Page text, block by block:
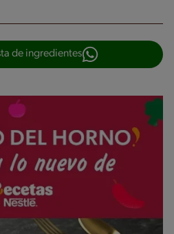
de ingredientes